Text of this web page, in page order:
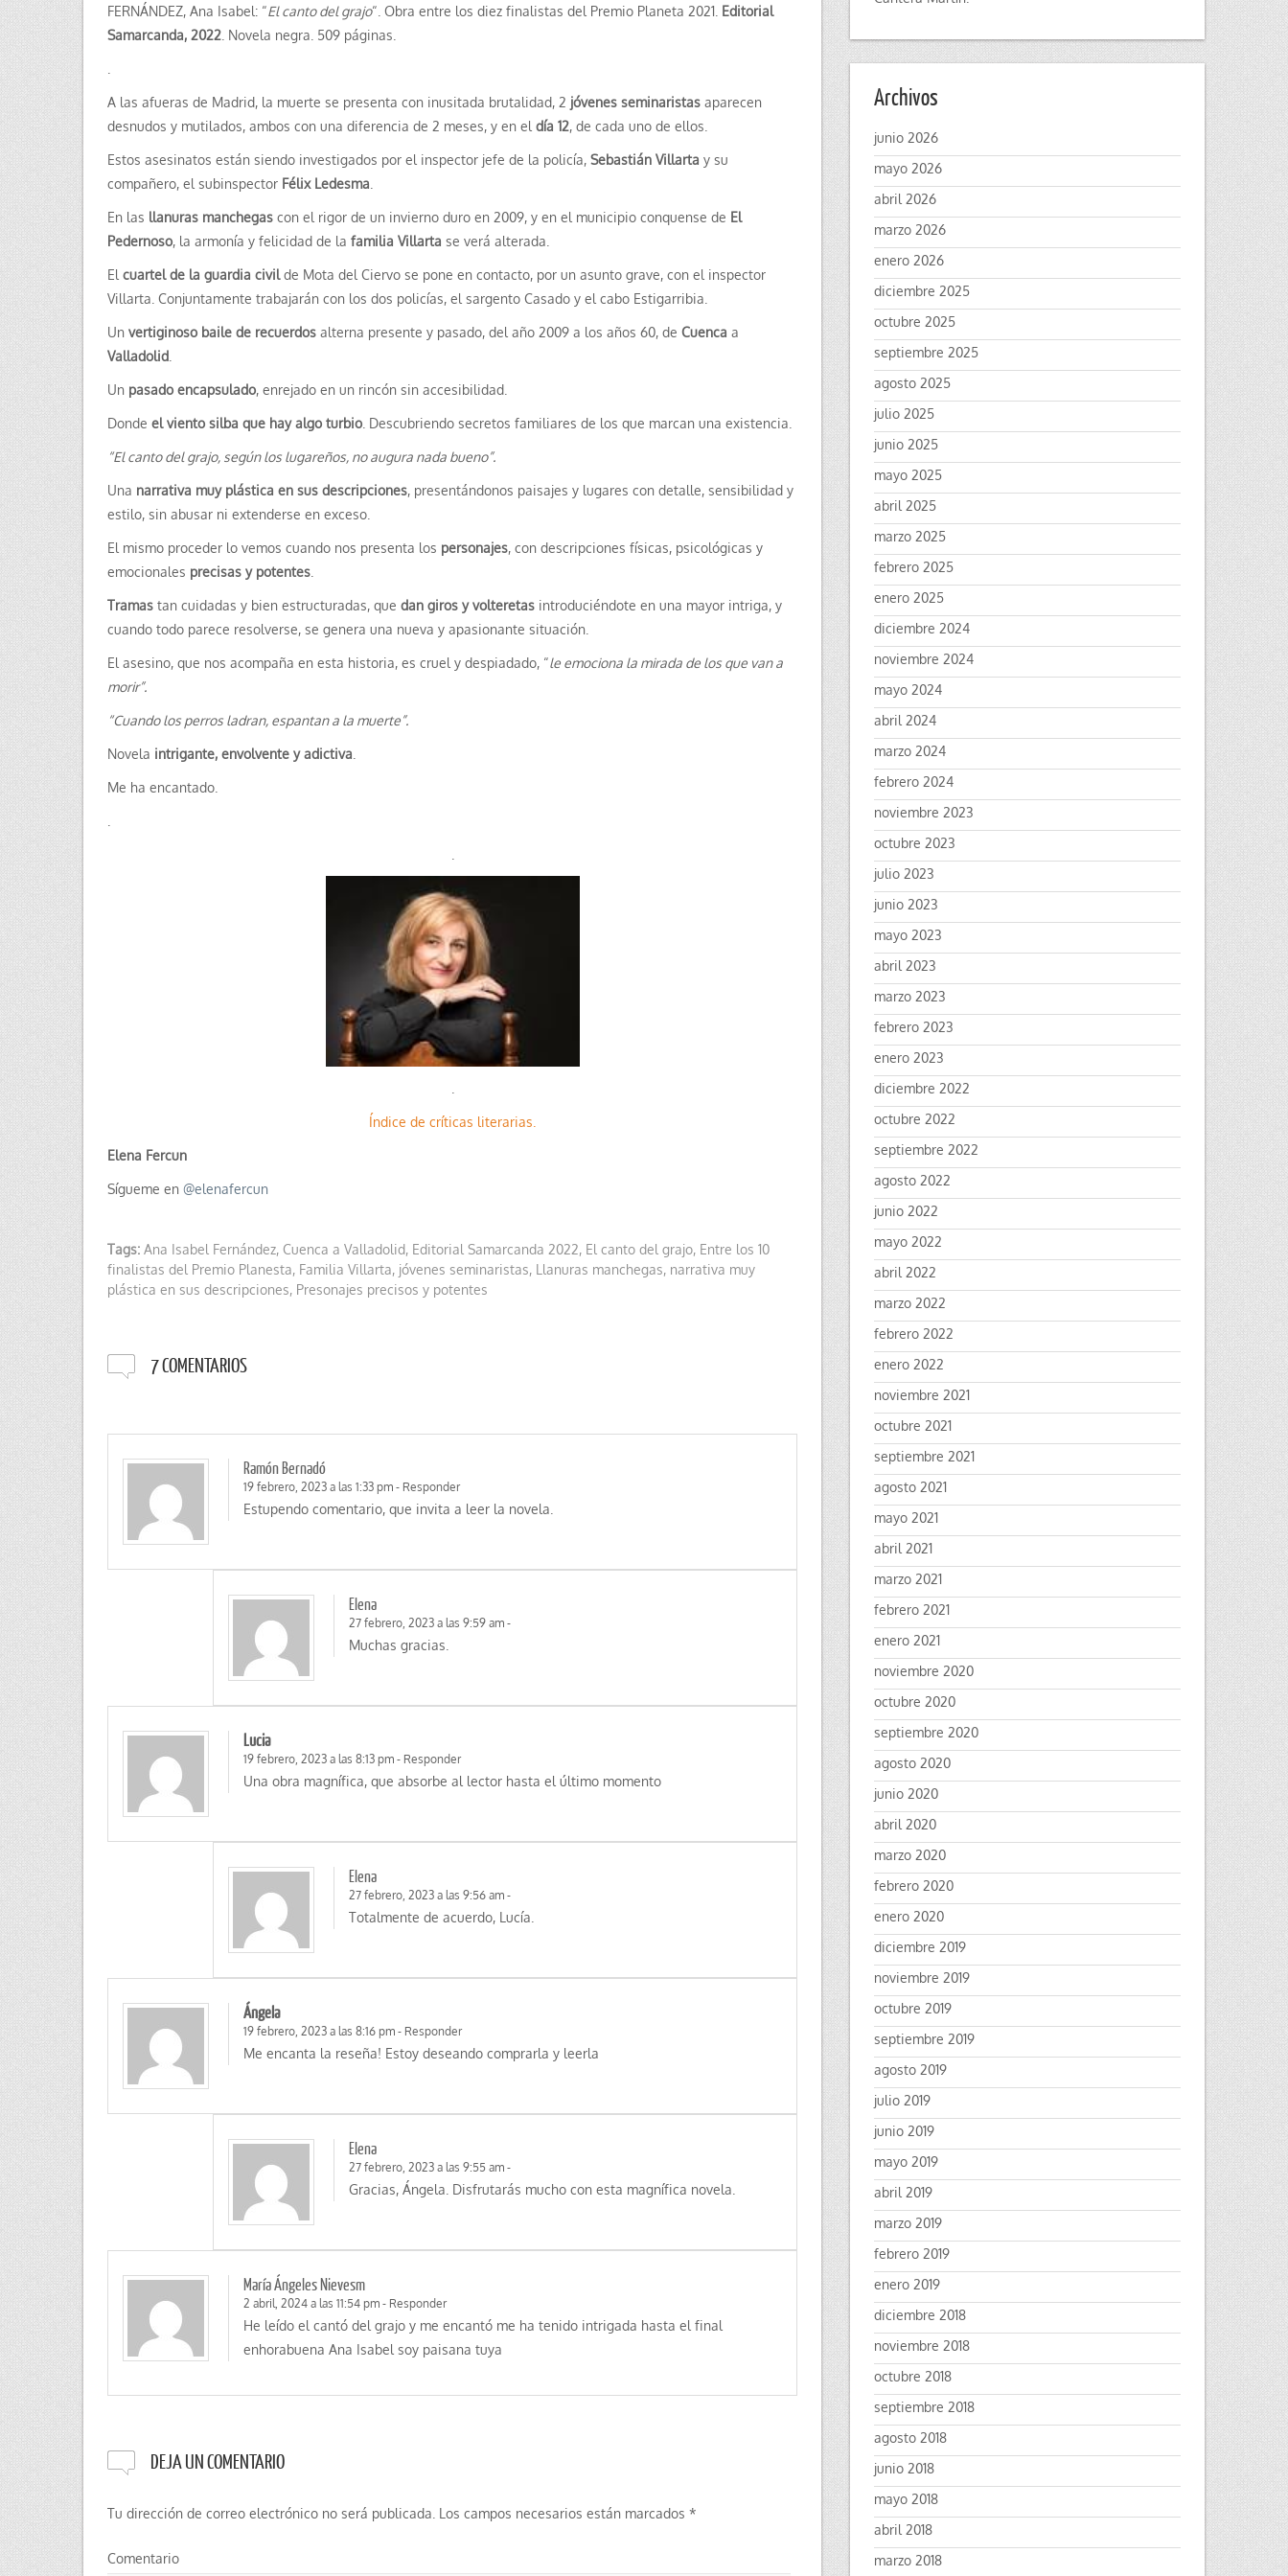
FERNÁNDEZ, Ana Isabel: “El canto del grajo“. Obra entre los diez finalistas del Premio Planeta 2021. Editorial
Samarcanda, 2022 . Novela negra. 509 páginas.
A las afueras de Madrid, la muerte se presenta con inusitada brutalidad, 2 jóvenes seminaristas aparecen
desnudos y mutilados, ambos con una diferencia de 2 meses, y en el día 12, de cada uno de ellos.
Estos asesinatos están siendo investigados por el inspector jefe de la policía, Sebastián Villarta y su
compañero, el subinspector Félix Ledesma
En las llanuras manchegas con el rigor de un invierno duro en 2009, y en el municipio conquense de El
Pedernoso, la armonía y felicidad de la familia Villarta se verá alterada.
El cuartel de la guardia civilde Mota del Ciervo se pone en contacto, por un asunto grave, con el inspector
Villarta. Conjuntamente trabajarán con los dos policías, el sargento Casado y el cabo Estigarribia.
Un vertiginoso baile de recuerdos alterna presente y pasado, del año 2009 a los años 60, de Cuenca a
Valladolid
Un pasado encapsulado, enrejado en un rincón sin accesibilidad.
Donde el viento silba que hay algo turbio . Descubriendo secretos familiares de los que marcan una existencia.
“El canto del grajo, según los lugareños, no augura nada bueno”.
Una narrativa muy plástica en sus descripciones, presentándonos paisajes y lugares con detalle, sensibilidad y
estilo, sin abusar ni extenderse en exceso.
El mismo proceder lo vemos cuando nos presenta los personajes, con descripciones físicas, psicológicas y
emocionales precisas y potentes
Tramas tan cuidadas y bien estructuradas, que dan giros y volteretas introduciéndote en una mayor intriga, y
cuando todo parece resolverse, se genera una nueva y apasionante situación.
El asesino, que nos acompaña en esta historia, es cruel y despiadado, “le emociona la mirada de los que van a
morir”.
“Cuando los perros ladran, espantan a la muerte”.
Novela intrigante, envolvente y adictiva
Me ha encantado.
Índice de críticas literarias.
Elena Fercun
Sígueme en @elenafercun
Tags: Ana Isabel Fernández, Cuenca a Valladolid, Editorial Samarcanda 2022, El canto del grajo, Entre los 10
finalistas del Premio Planesta, Familia Villarta, jóvenes seminaristas, Llanuras manchegas, narrativa muy
plástica en sus descripciones, Presonajes precisos y potentes
7 COMENTARIOS
Ramón Bernadó
19 febrero, 2023 a las 1:33 pm - Responder
Estupendo comentario, que invita a leer la novela.
Elena
27 febrero, 2023 a las 9:59 am -
Muchas gracias.
Lucia
19 febrero, 2023 a las 8:13 pm - Responder
Una obra magnífica, que absorbe al lector hasta el último momento
Elena
27 febrero, 2023 a las 9:56 am -
Totalmente de acuerdo, Lucía.
Ángela
19 febrero, 2023 a las 8:16 pm - Responder
Me encanta la reseña! Estoy deseando comprarla y leerla
Elena
27 febrero, 2023 a las 9:55 am -
Gracias, Ángela. Disfrutarás mucho con esta magnífica novela.
María Ángeles Nievesm
2 abril, 2024 a las 11:54 pm - Responder
He leído el cantó del grajo y me encantó me ha tenido intrigada hasta el final
enhorabuena Ana Isabel soy paisana tuya
DEJA UN COMENTARIO
Tu dirección de correo electrónico no será publicada. Los campos necesarios están marcados *
Comentario
Archivos
junio 2026
mayo 2026
abril 2026
marzo 2026
enero 2026
diciembre 2025
octubre 2025
septiembre 2025
agosto 2025
julio 2025
junio 2025
mayo 2025
abril 2025
marzo 2025
febrero 2025
enero 2025
diciembre 2024
noviembre 2024
mayo 2024
abril 2024
marzo 2024
febrero 2024
noviembre 2023
octubre 2023
julio 2023
junio 2023
mayo 2023
abril 2023
marzo 2023
febrero 2023
enero 2023
diciembre 2022
octubre 2022
septiembre 2022
agosto 2022
junio 2022
mayo 2022
abril 2022
marzo 2022
febrero 2022
enero 2022
noviembre 2021
octubre 2021
septiembre 2021
agosto 2021
mayo 2021
abril 2021
marzo 2021
febrero 2021
enero 2021
noviembre 2020
octubre 2020
septiembre 2020
agosto 2020
junio 2020
abril 2020
marzo 2020
febrero 2020
enero 2020
diciembre 2019
noviembre 2019
octubre 2019
septiembre 2019
agosto 2019
julio 2019
junio 2019
mayo 2019
abril 2019
marzo 2019
febrero 2019
enero 2019
diciembre 2018
noviembre 2018
octubre 2018
septiembre 2018
agosto 2018
junio 2018
mayo 2018
abril 2018
marzo 2018